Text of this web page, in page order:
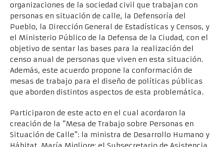
organizaciones de la sociedad civil que trabajan con
personas en situación de calle, la Defensoría del
Pueblo, la Dirección General de Estadísticas y Censos, y
el Ministerio Público de la Defensa de la Ciudad, con el
objetivo de sentar las bases para la realización del
censo anual de personas que viven en esta situación.
Además, este acuerdo propone la conformación de
mesas de trabajo para el diseño de políticas públicas
que aborden distintos aspectos de esta problemática.
Participaron de este acto en el cual acordaron la
creación de la “Mesa de Trabajo sobre Personas en
Situación de Calle”: la ministra de Desarrollo Humano y